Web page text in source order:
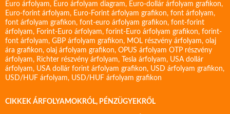
Euro árfolyam, Euro árfolyam diagram, Euro-dollár árfolyam grafikon,
Euro-forint árfolyam, Euro-Forint árfolyam grafikon, font árfolyam,
font árfolyam grafikon, font-euro árfolyam grafikon, font-forint
árfolyam, Forint-Euro árfolyam, forint-Euro árfolyam grafikon, forint-
font árfolyam, GBP árfolyam grafikon, MOL részvény árfolyam, olaj
ára grafikon, olaj árfolyam grafikon, OPUS árfolyam OTP részvény
árfolyam, Richter részvény árfolyam, Tesla árfolyam, USA dollár
árfolyam, USA dollár forint árfolyam grafikon, USD árfolyam grafikon,
USD/HUF árfolyam, USD/HUF árfolyam grafikon
CIKKEK ÁRFOLYAMOKRÓL, PÉNZÜGYEKRŐL